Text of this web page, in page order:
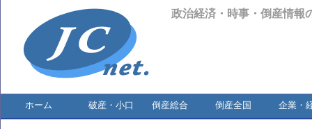
政治経済・時事・倒産情報
ホーム 破産・小口 倒産総合 倒産全国 企業・